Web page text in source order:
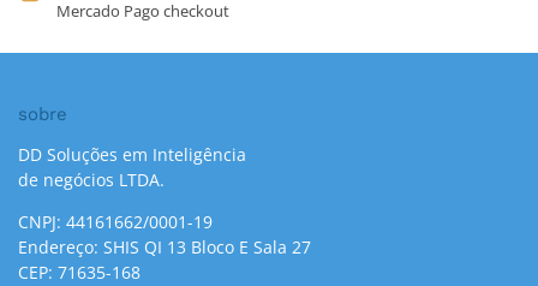
Mercado Pago checkout
sobre
DD Soluções em Inteligência
de negócios LTDA.
CNPJ: 44161662/0001-19
Endereço: SHIS QI 13 Bloco E Sala 27
CEP: 71635-168